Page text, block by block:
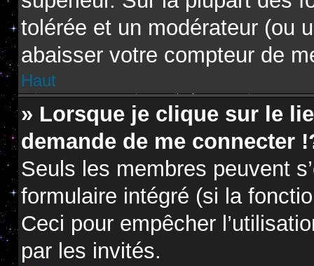
tolérée et un modérateur (ou
abaisser votre compteur de
Haut
» Lorsque je clique sur le
demande de me connecter
Seuls les membres peuvent
formulaire intégré (si la
Ceci pour empêcher
par les invités.